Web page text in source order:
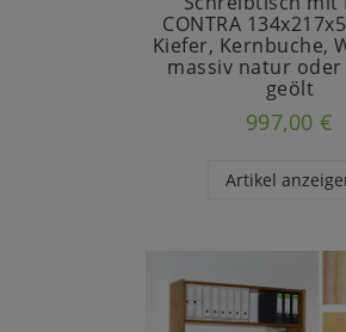
CONTRA
Kiefer, Kernbuche,
massiv natur
geölt
997,00 €
Artikel